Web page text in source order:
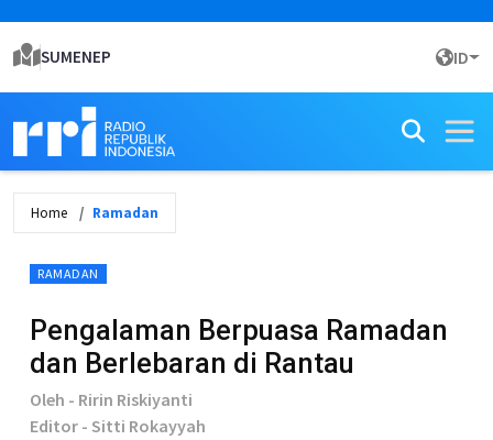
SUMENEP ID
Home Ramadan
RAMADAN
Pengalaman Berpuasa Ramadan
dan Berlebaran di Rantau
Oleh - Ririn Riskiyanti
Editor - Sitti Rokayyah